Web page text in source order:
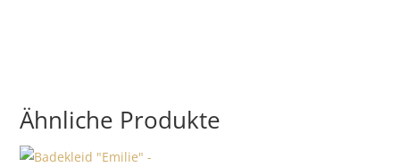
Ähnliche Produkte